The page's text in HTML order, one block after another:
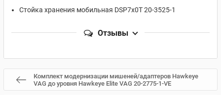
Стойка хранения мобильная DSP7x0T 20-3525-1
Отзывы
Комплект модернизации мишеней/адаптеров Hawkeye
VAG до уровня Hawkeye Elite VAG 20-2775-1-VE